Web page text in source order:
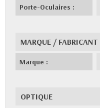
Porte-Oculaires :
MARQUE / FABRICANT
Marque :
OPTIQUE